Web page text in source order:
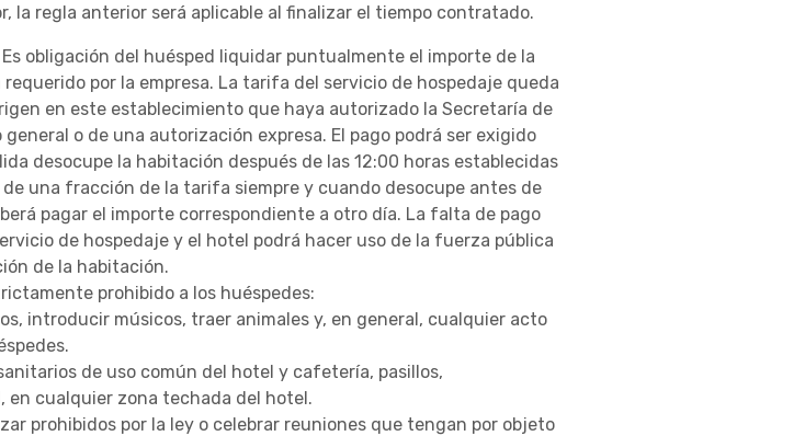
la regla anterior será aplicable al finalizar el tiempo contratado.
Es obligación del huésped liquidar puntualmente el importe de la
por la empresa. La tarifa del servicio de hospedaje queda
en este establecimiento que haya autorizado la Secretaría de
o de una autorización expresa. El pago podrá ser exigido
desocupe la habitación después de las 12:00 horas establecidas
una fracción de la tarifa siempre y cuando desocupe antes de
pagar el importe correspondiente a otro día. La falta de pago
de hospedaje y el hotel podrá hacer uso de la fuerza pública
de la habitación.
prohibido a los huéspedes:
introducir músicos, traer animales y, en general, cualquier acto
de uso común del hotel y cafetería, pasillos,
en cualquier zona techada del hotel.
prohibidos por la ley o celebrar reuniones que tengan por objeto